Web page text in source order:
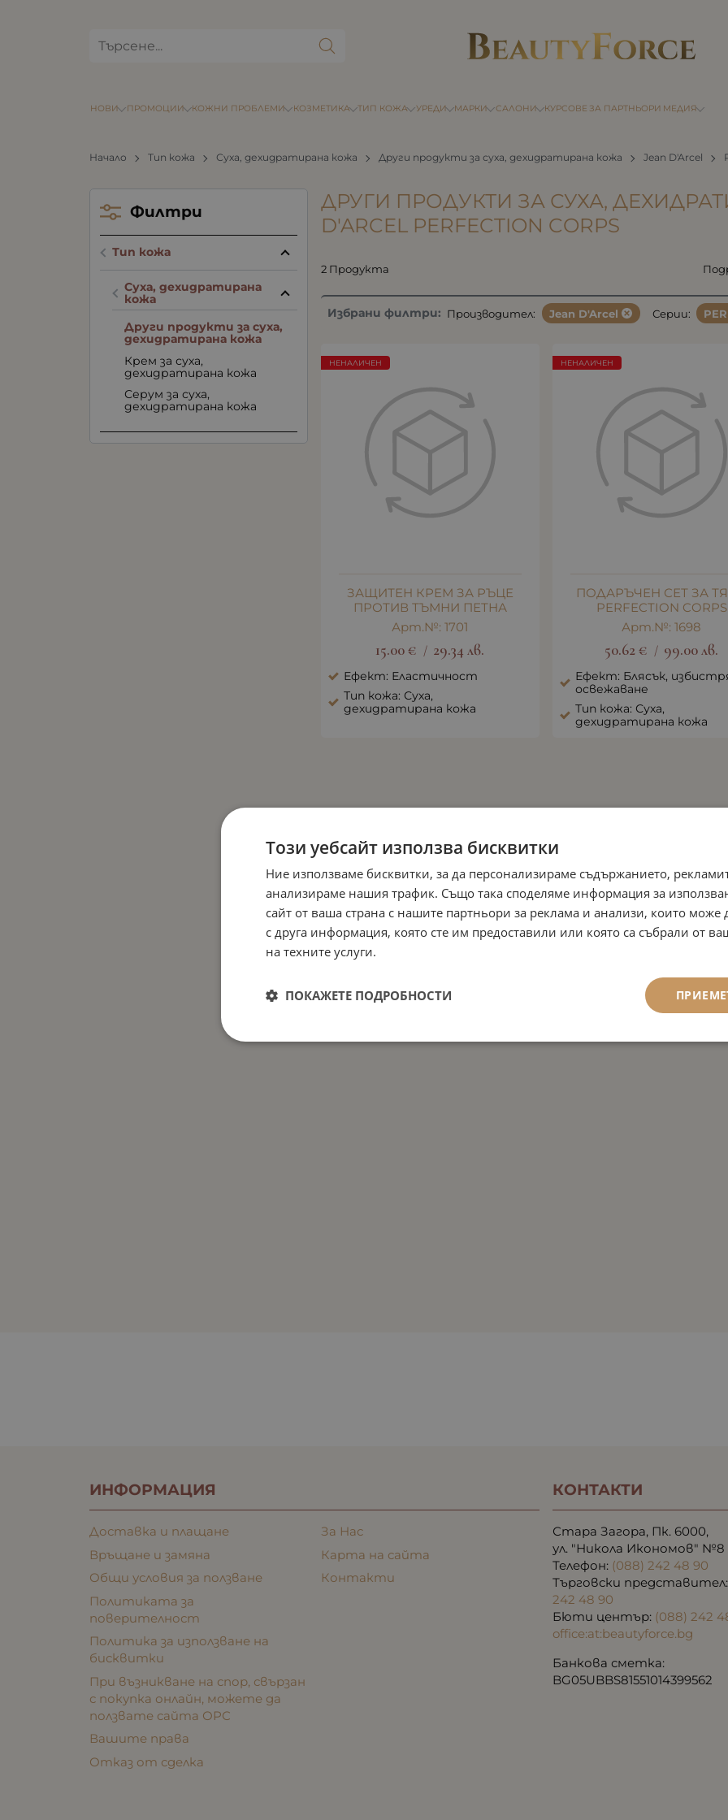
КОЗМЕТИКА ТИП КОЖА УРЕДИ
НОВИ ПРОМОЦИИ МАРКИ САЛОНИ
КОЖНИ ПРОБЛЕМИ КУРСОВЕ ЗА ПАРТНЬОРИ МЕДИЯ
Начало Тип кожа Суха, дехидратирана кожа Други продукти за суха, дехидратирана кожа Jean D'Arcel
ДРУГИ ПРОДУКТИ ЗА СУХА,
D'ARCEL PERFECTION CORPS
2 Продукта
Избрани филтри: Производител: Jean D'Arcel Серии:
ЗАЩИТЕН КРЕМ ЗА РЪЦЕ
ПРОТИВ ТЪМНИ ПЕТНА
Арт.№: 1701
15.00 € / 29.34 лв.
Ефект: Еластичност
Тип кожа: Суха,
дехидратирана кожа
НЕНАЛИЧЕН
ПОДАРЪЧЕН СЕТ ЗА
PERFECTION CORPS
Арт.№: 1698
50.62 € / 99.00 лв.
Ефект: Блясък,
освежаване
Тип кожа: Суха,
дехидратирана кожа
НЕНАЛИЧЕН
Филтри
Тип кожа
Суха, дехидратирана
кожа
Други продукти за суха,
дехидратирана кожа
Крем за суха,
дехидратирана кожа
Серум за суха,
дехидратирана кожа
ИНФОРМАЦИЯ
Доставка и плащане
Връщане и замяна
Общи условия за ползване
Политиката за
поверителност
Политика за използване на
бисквитки
При възникване на спор, свързан
с покупка онлайн, можете да
ползвате сайта ОРС
Вашите права
Отказ от сделка
За Нас
Карта на сайта
Контакти
КОНТАКТИ
Стара Загора, Пк. 6000,
ул. "Никола Икономов" №8
Телефон: (088) 242 48 90
Търговски представител:
242 48 90
Бюти център: (088) 242
office:at:beautyforce.bg
Банкова сметка:
BG05UBBS81551014399562
Този уебсайт използва бисквитки
Ние използваме бисквитки, за да персонализираме съдържанието,
анализираме нашия трафик. Също така споделяме информация за
сайт от ваша страна с нашите партньори за реклама и анализи, които може
с друга информация, която сте им предоставили или която са събрали от
на техните услуги.
ПОКАЖЕТЕ ПОДРОБНОСТИ